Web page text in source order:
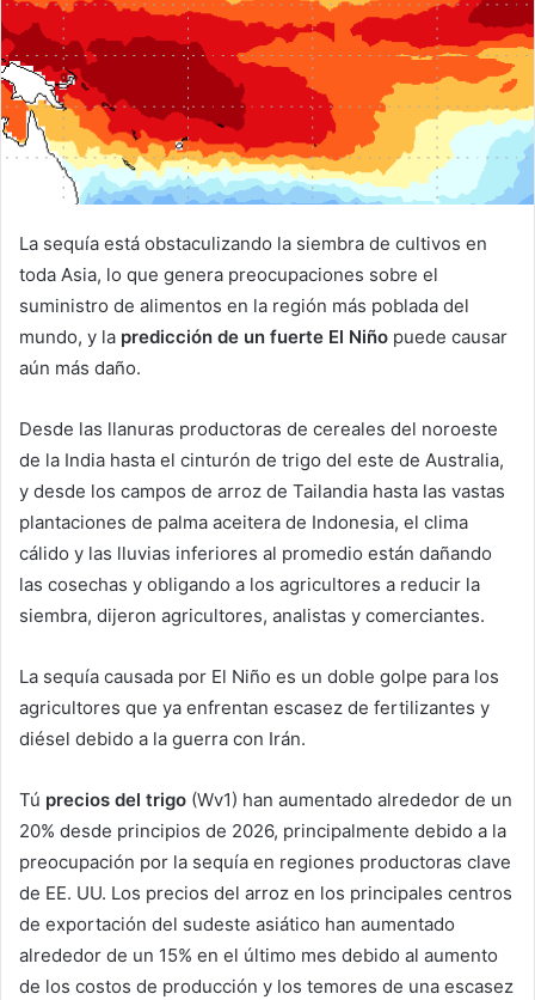
La sequía está obstaculizando la siembra de cultivos en
toda Asia, lo que genera preocupaciones sobre el
suministro de alimentos en la región más poblada del
mundo, y la predicción de un fuerte El Niño puede causar
aún más daño.
Desde las llanuras productoras de cereales del noroeste
de la India hasta el cinturón de trigo del este de Australia,
y desde los campos de arroz de Tailandia hasta las vastas
plantaciones de palma aceitera de Indonesia, el clima
cálido y las lluvias inferiores al promedio están dañando
las cosechas y obligando a los agricultores a reducir la
siembra, dijeron agricultores, analistas y comerciantes.
La sequía causada por El Niño es un doble golpe para los
agricultores que ya enfrentan escasez de fertilizantes y
diésel debido a la guerra con Irán.
Tú precios del trigo (Wv1) han aumentado alrededor de un
20% desde principios de 2026, principalmente debido a la
preocupación por la sequía en regiones productoras clave
de EE. UU. Los precios del arroz en los principales centros
de exportación del sudeste asiático han aumentado
alrededor de un 15% en el último mes debido al aumento
de los costos de producción y los temores de una escasez